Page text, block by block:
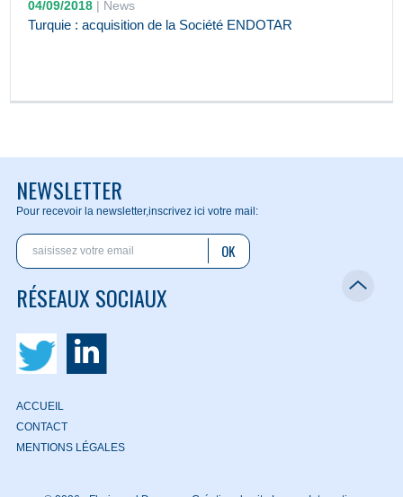
04/09/2018 | News
Turquie : acquisition de la Société ENDOTAR
NEWSLETTER
Pour recevoir la newsletter,inscrivez ici votre mail:
OK
RÉSEAUX SOCIAUX
ACCUEIL
CONTACT
MENTIONS LÉGALES